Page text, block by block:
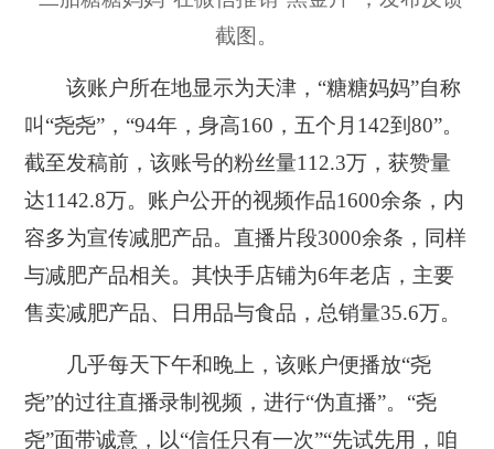
截图。
该账户所在地显示为天津，“糖糖妈妈”自称
叫“尧尧”，“94年，身高160，五个月142到80”。
截至发稿前，该账号的粉丝量112.3万，获赞量
达1142.8万。账户公开的视频作品1600余条，内
容多为宣传减肥产品。直播片段3000余条，同样
与减肥产品相关。其快手店铺为6年老店，主要
售卖减肥产品、日用品与食品，总销量35.6万。
几乎每天下午和晚上，该账户便播放“尧
尧”的过往直播录制视频，进行“伪直播”。“尧
尧”面带诚意，以“信任只有一次”“先试先用，咱